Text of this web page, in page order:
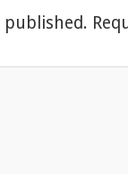
published.